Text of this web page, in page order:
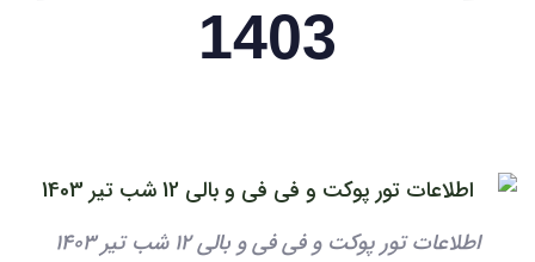
1403
اطلاعات تور پوکت و فی فی و بالی 12 شب تیر 1403